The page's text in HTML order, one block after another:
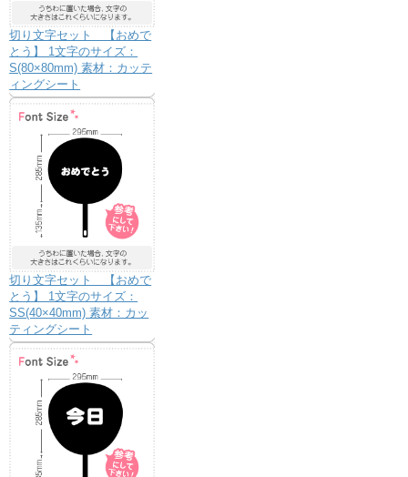
切り文字セット 【おめで
とう】 1文字のサイズ：
S(80×80mm) 素材：カッテ
ィングシート
切り文字セット 【おめで
とう】 1文字のサイズ：
SS(40×40mm) 素材：カッ
ティングシート